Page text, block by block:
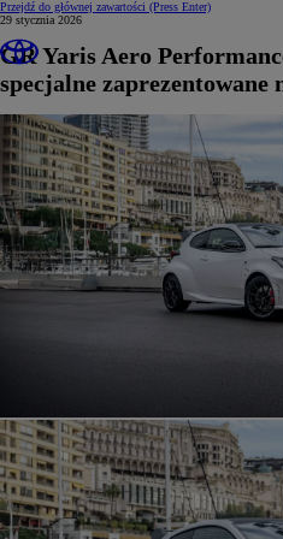
Przejdź do głównej zawartości (Press Enter)
29 stycznia 2026
GR Yaris Aero
specjalne